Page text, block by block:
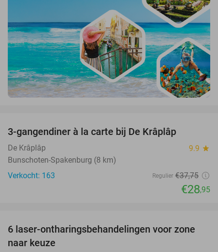
3-gangendiner à la carte bij De Krâplâp
De Krâplâp 9.9 star
Bunschoten-Spakenburg (8 km)
Verkocht: 163
Regulier €37,75
€28,95
83%
6 laser-ontharingsbehandelingen voor zone
naar keuze